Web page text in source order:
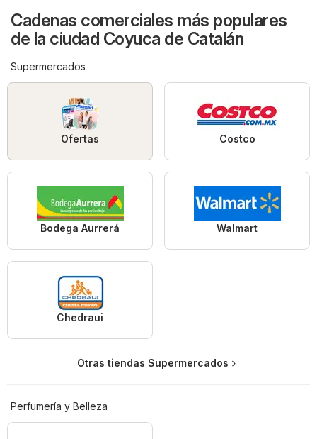
Cadenas comerciales más populares
de la ciudad Coyuca de Catalán
Supermercados
Ofertas Costco
Bodega Aurrerá Walmart
Chedraui
Otras tiendas Supermercados
Perfumería y Belleza